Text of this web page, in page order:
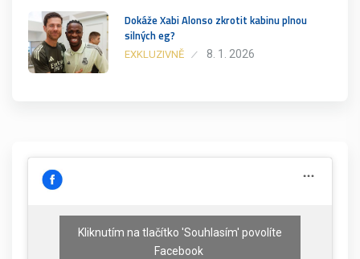
Dokáže Xabi Alonso zkrotit kabinu plnou
silných eg?
EXKLUZIVNĚ 8. 1. 2026
Kliknutím na tlačítko 'Souhlasím' povolíte
Facebook